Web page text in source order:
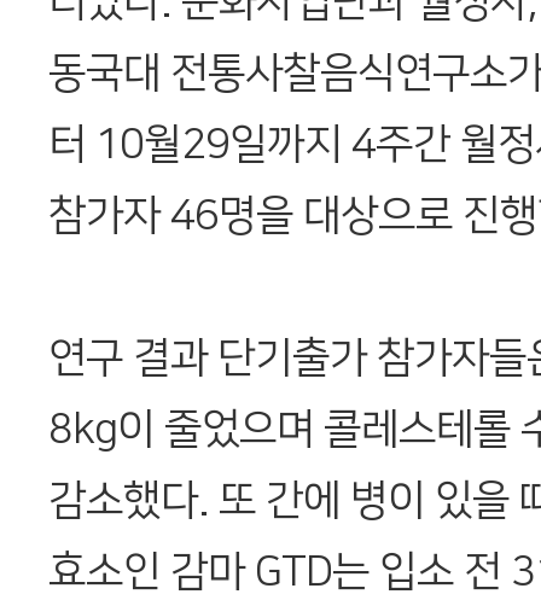
동국대 전통사찰음식연구소
터 10월29일까지 4주간 월
참가자 46명을 대상으로 진
연구 결과 단기출가 참가자
8kg이 줄었으며 콜레스테롤
감소했다. 또 간에 병이 있을
효소인 감마 GTD는 입소 전